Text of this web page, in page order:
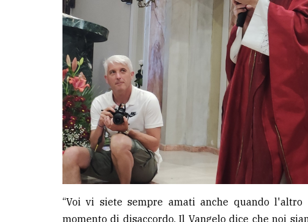
“Voi vi siete sempre amati anche quando
momento di disaccordo. Il Vangelo dice che noi